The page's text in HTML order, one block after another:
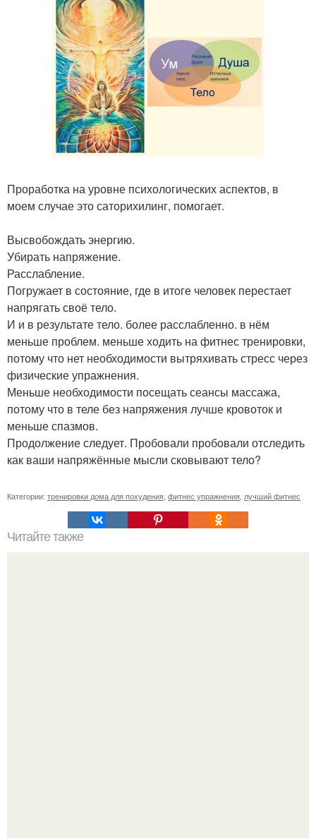
Проработка на уровне психологических аспектов, в
моем случае это саторихилинг, помогает.
Высвобождать энергию.
Убирать напряжение.
Расслабление.
Погружает в состояние, где в итоге человек перестает
напрягать своё тело.
И и в результате тело. более расслабленно. в нём
меньше проблем. меньше ходить на фитнес тренировки,
потому что нет необходимости вытряхивать стресс через
физические упражнения.
Меньше необходимости посещать сеансы массажа,
потому что в теле без напряжения лучше кровоток и
меньше спазмов.
Продолжение следует. Пробовали пробовали отследить
как ваши напряжённые мысли сковывают тело?
Категории: тренировки дома для похудения фитнес упражнения лучший фитнес
Читайте также